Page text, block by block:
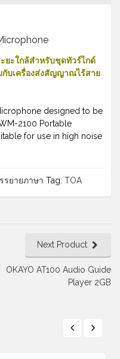
ยะใกล้สำหรับชุดทัวร์ไกด์
บเครื่องส่งสัญญาณไร้สาย
designed to be
2100 Portable
for use in high noise
รยายภาษา Tag: TOA
Next Product
OKAYO AT100 Audio Guide
Player 2GB